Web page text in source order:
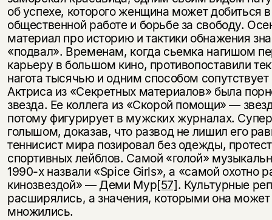
об успехе, которого женщина может добиться
общественной работе и борьбе за свободу.
материал про историю и тактики обнажения
«подвал». Временам, когда сьемка нагишом
карьеру в большом кино, противопоставили
нагота тысячью и одним способом сопутствует
Актриса из «Секретных материалов» была
звезда. Ее коллега из «Скорой помощи» —
потому фигурирует в мужских журналах.
голышом, доказав, что развод не лишил его
теннисист мира позировал без одежды,
спортивных лейблов. Самой «голой»
1990-х назвали «Spice Girls», а «самой охотно
кинозвездой» — Деми Мур[57]. Культурные
расширялись, а значения, которыми она
множились.